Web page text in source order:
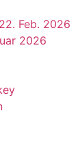
Feb. 2026
2026